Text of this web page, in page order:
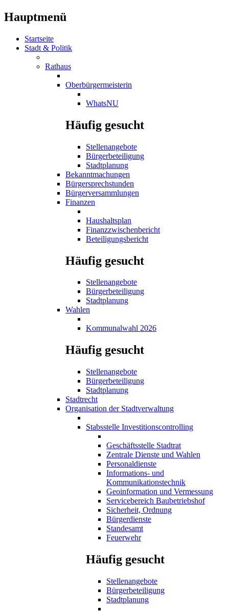
Hauptmenü
Startseite
Stadt & Politik
Rathaus
Oberbürgermeisterin
WhatsNU
Häufig gesucht
Stellenangebote
Bürgerbeteiligung
Stadtplanung
Bekanntmachungen
Bürgersprechstunden
Bürgerversammlungen
Finanzen
Haushaltsplan
Finanzzwischenbericht
Beteiligungsbericht
Häufig gesucht
Stellenangebote
Bürgerbeteiligung
Stadtplanung
Wahlen
Kommunalwahl 2026
Häufig gesucht
Stellenangebote
Bürgerbeteiligung
Stadtplanung
Stadtrecht
Organisation der Stadtverwaltung
Stabsstelle Investitionscontrolling
Geschäftsstelle Stadtrat
Zentrale Dienste und Wahlen
Personaldienste
Informations- und
Kommunikationstechnik
Geoinformation und Vermessung
Servicebereich Baubetriebshof
Sicherheit, Ordnung
Bürgerdienste
Standesamt
Feuerwehr
Häufig gesucht
Stellenangebote
Bürgerbeteiligung
Stadtplanung